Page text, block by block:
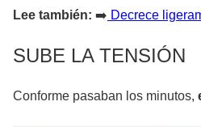
Lee también: ➡️ Decrece
SUBE LA TENSIÓN
Conforme pasaban los minutos,